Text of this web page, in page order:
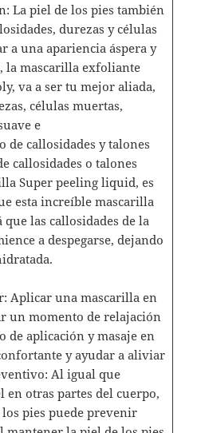
La piel de los pies también
durezas y células
a una apariencia áspera y
la mascarilla exfoliante
va a ser tu mejor aliada,
células muertas,
e
de callosidades y talones
callosidades o talones
Super peeling liquid, es
esta increíble mascarilla
las callosidades de la
a despegarse, dejando
Aplicar una mascarilla en
un momento de relajación
de aplicación y masaje en
y ayudar a aliviar
Al igual que
en otras partes del cuerpo,
pies puede prevenir